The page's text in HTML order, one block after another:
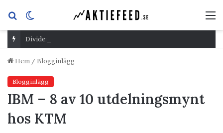
Sök
efterskin
Dividend Overshoot Day
Hem / Blogginlägg
Blogginlägg
IBM – 8 av 10 utdelningsmynt
hos KTM